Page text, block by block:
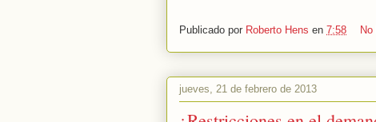
Publicado por Roberto Hens en 7:58
jueves, 21 de febrero de 2013